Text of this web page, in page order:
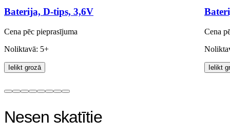
Baterija, D-tips, 3,6V
Cena pēc pieprasījuma
Noliktavā: 5+
Ielikt grozā
Cena
Ielikt
Nesen skatītie